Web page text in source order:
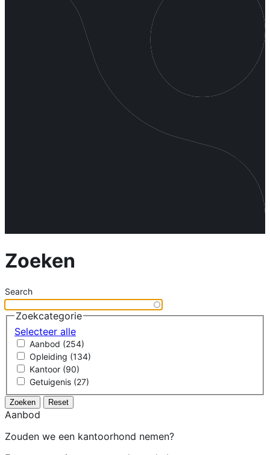
Zoeken
Search
Zoekcategorie
Selecteer alle
Aanbod (254)
Opleiding (134)
Kantoor (90)
Getuigenis (27)
Zoeken Reset
Aanbod
Zouden we een kantoorhond nemen?